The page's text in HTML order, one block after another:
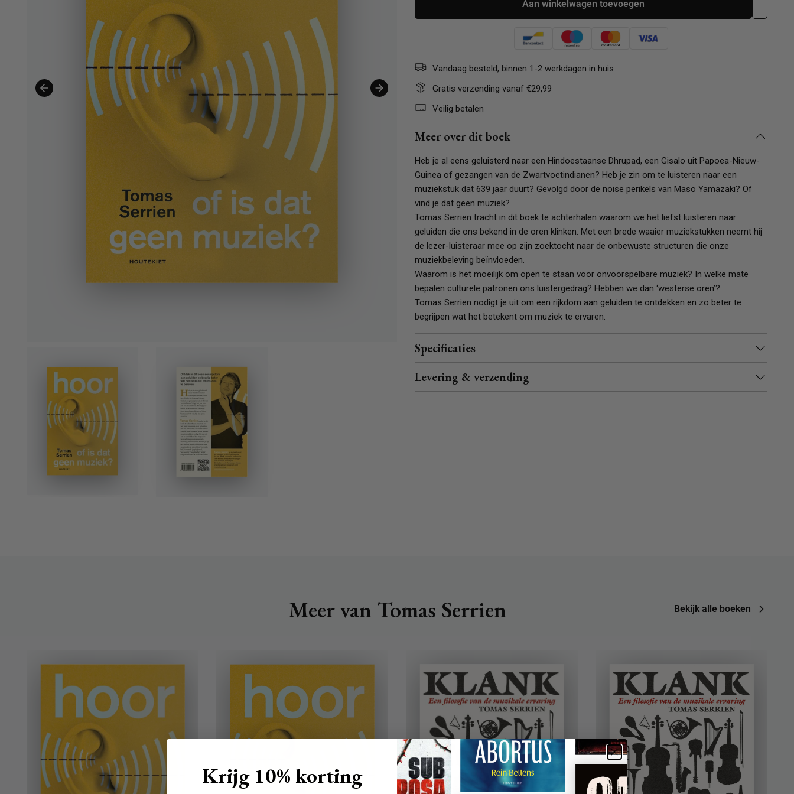
Non-fictie -12 jaar
Non-fictie 12+ jaar
Aan winkelwagen toevoegen
Vandaag besteld, binnen 1-2 werkdagen in huis
Gratis verzending vanaf €29,99
Veilig betalen
Meer over dit boek
Heb je al eens geluisterd naar een Hindoestaanse Dhrupad, een Gisalo uit Papoea-Nieuw-
Guinea of gezangen van de Zwartvoetindianen? Heb je zin om te luisteren naar een
muziekstuk dat 639 jaar duurt? Gevolgd door de noise perikels van Maso Yamazaki? Of
vind je dat geen muziek?
Tomas Serrien tracht in dit boek te achterhalen waarom we het liefst luisteren naar
geluiden die ons bekend in de oren klinken. Met een brede waaier muziekstukken neemt hij
de lezer-luisteraar mee op zijn zoektocht naar de onbewuste structuren die onze
muziekbeleving beïnvloeden.
Waarom is het moeilijk om open te staan voor onvoorspelbare muziek? In welke mate
bepalen culturele patronen ons luistergedrag? Hebben we dan ‘westerse oren’?
Tomas Serrien nodigt je uit om een rijkdom aan geluiden te ontdekken en zo beter te
begrijpen wat het betekent om muziek te ervaren.
Specificaties
Levering & verzending
Meer van Tomas Serrien Bekijk alle boeken
Krijg 10% korting